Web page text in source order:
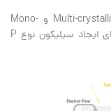
این رایج‌ترین نوع LID در پنل‌های مبتنی بر Multi-crystalline و Mono-
crystalline است که از بور به عنوان ناخالصی برای ایجاد سیلیکون نوع P